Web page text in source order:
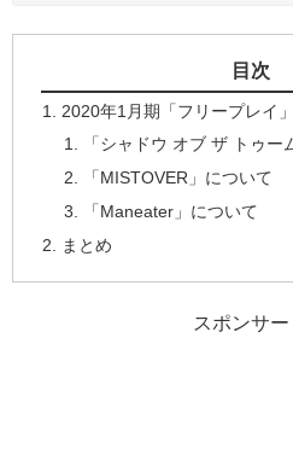
目次
2020年1月期「フリープレイ
「シャドウ オブ ザ トゥ
「MISTOVER」について
「Maneater」について
まとめ
スポンサー